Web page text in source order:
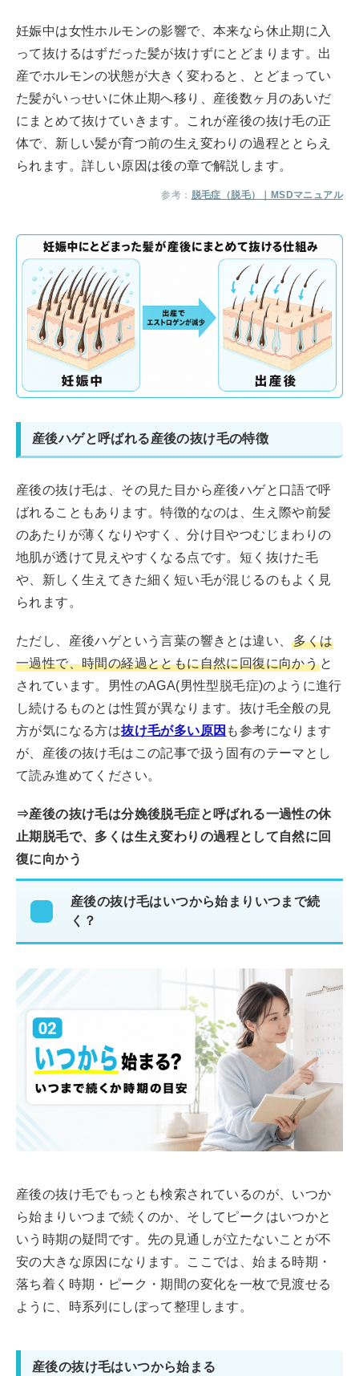
妊娠中は女性ホルモンの影響で、本来なら休止期に入
って抜けるはずだった髪が抜けずにとどまります。出
産でホルモンの状態が大きく変わると、とどまってい
た髪がいっせいに休止期へ移り、産後数ヶ月のあいだ
にまとめて抜けていきます。これが産後の抜け毛の正
体で、新しい髪が育つ前の生え変わりの過程ととらえ
られます。詳しい原因は後の章で解説します。
参考： 脱毛症（脱毛）｜MSDマニュアル
産後ハゲと呼ばれる産後の抜け毛の特徴
産後の抜け毛は、その見た目から産後ハゲと口語で呼
ばれることもあります。特徴的なのは、生え際や前髪
のあたりが薄くなりやすく、分け目やつむじまわりの
地肌が透けて見えやすくなる点です。短く抜けた毛
や、新しく生えてきた細く短い毛が混じるのもよく見
られます。
ただし、産後ハゲという言葉の響きとは違い、多くは
一過性で、時間の経過とともに自然に回復に向かう と
されています。男性のAGA(男性型脱毛症)のように進行
し続けるものとは性質が異なります。抜け毛全般の見
方が気になる方は抜け毛が多い原因 も参考になります
が、産後の抜け毛はこの記事で扱う固有のテーマとし
て読み進めてください。
⇒産後の抜け毛は分娩後脱毛症と呼ばれる一過性の休
止期脱毛で、多くは生え変わりの過程として自然に回
復に向かう
産後の抜け毛はいつから始まりいつまで続
く？
産後の抜け毛でもっとも検索されているのが、いつか
ら始まりいつまで続くのか、そしてピークはいつかと
いう時期の疑問です。先の見通しが立たないことが不
安の大きな原因になります。ここでは、始まる時期・
落ち着く時期・ピーク・期間の変化を一枚で見渡せる
ように、時系列にしぼって整理します。
産後の抜け毛はいつから始まる